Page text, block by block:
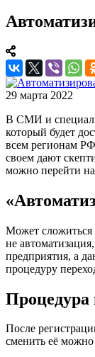
29 марта 2022
В СМИ и
который будет
всем регионам
своем дают
можно перейти
Может сложиться
не
предприятия, а
процедуру
Процедура
После
сменить её